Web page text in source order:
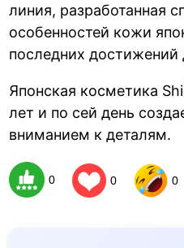
линия, разработанная
особенностей кожи
последних достижений
Японская косметика
лет и по сей день
вниманием к деталям.
0 0 0